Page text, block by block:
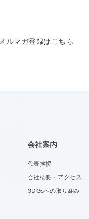
メルマガ登録はこちら
会社案内
代表挨拶
会社概要・アクセス
SDGsへの取り組み